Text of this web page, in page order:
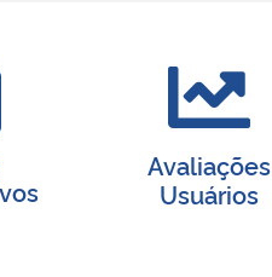
Avaliações
Usuários